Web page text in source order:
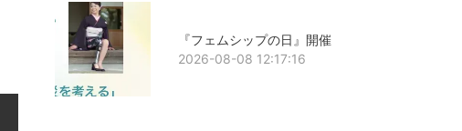
『フェムシップの日』開催
2026-08-08 12:17:16